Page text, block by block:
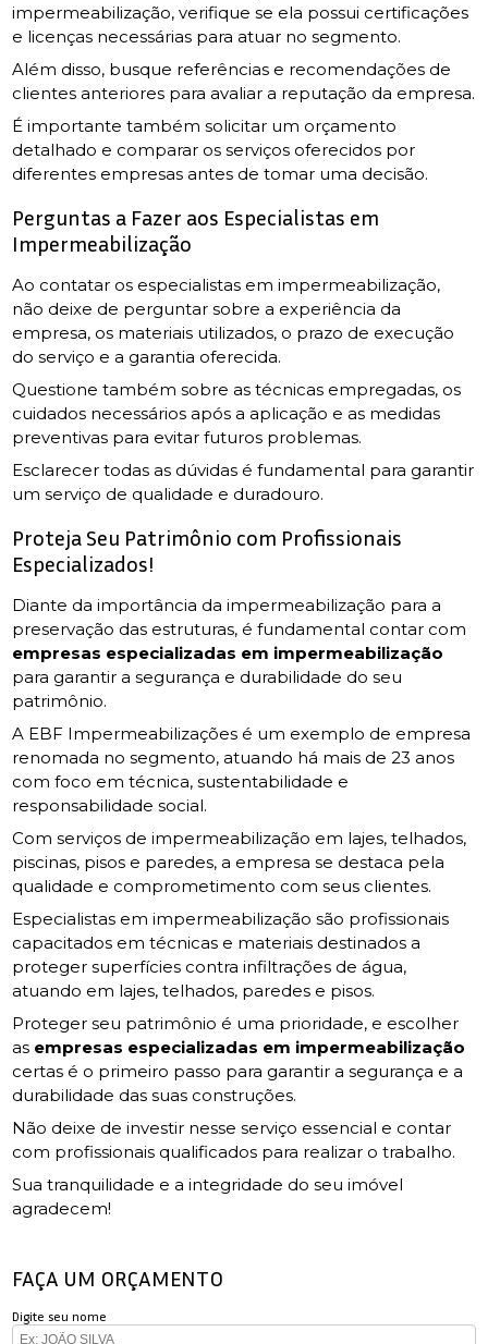
impermeabilização, verifique se ela possui certificações
e licenças necessárias para atuar no segmento.
Além disso, busque referências e recomendações de
clientes anteriores para avaliar a reputação da empresa.
É importante também solicitar um orçamento
detalhado e comparar os serviços oferecidos por
diferentes empresas antes de tomar uma decisão.
Perguntas a Fazer aos Especialistas em
Impermeabilização
Ao contatar os especialistas em impermeabilização,
não deixe de perguntar sobre a experiência da
empresa, os materiais utilizados, o prazo de execução
do serviço e a garantia oferecida.
Questione também sobre as técnicas empregadas, os
cuidados necessários após a aplicação e as medidas
preventivas para evitar futuros problemas.
Esclarecer todas as dúvidas é fundamental para garantir
um serviço de qualidade e duradouro.
Proteja Seu Patrimônio com Profissionais
Especializados!
Diante da importância da impermeabilização para a
preservação das estruturas, é fundamental contar com
empresas especializadas em impermeabilização
para garantir a segurança e durabilidade do seu
patrimônio.
A EBF Impermeabilizações é um exemplo de empresa
renomada no segmento, atuando há mais de 23 anos
com foco em técnica, sustentabilidade e
responsabilidade social.
Com serviços de impermeabilização em lajes, telhados,
piscinas, pisos e paredes, a empresa se destaca pela
qualidade e comprometimento com seus clientes.
Especialistas em impermeabilização são profissionais
capacitados em técnicas e materiais destinados a
proteger superfícies contra infiltrações de água,
atuando em lajes, telhados, paredes e pisos.
Proteger seu patrimônio é uma prioridade, e escolher
as empresas especializadas em impermeabilização
certas é o primeiro passo para garantir a segurança e a
durabilidade das suas construções.
Não deixe de investir nesse serviço essencial e contar
com profissionais qualificados para realizar o trabalho.
Sua tranquilidade e a integridade do seu imóvel
agradecem!
FAÇA UM ORÇAMENTO
Digite seu nome